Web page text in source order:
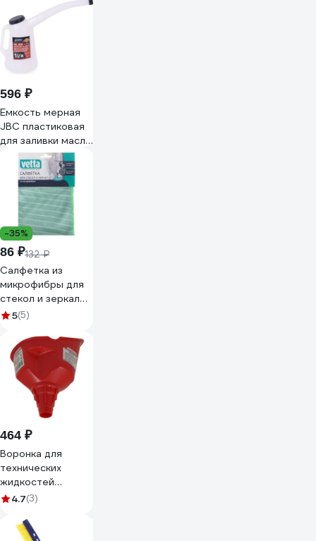
596 ₽
Емкость мерная
JBC пластиковая
для заливки масла
1л JBC-
887C001(67366)
-35%
86 ₽132 ₽
Салфетка из
микрофибры для
стекол и зеркал
VETTA с
волокном,
30x40см, 300г/
кв.м 448-230
5(5)
464 ₽
Воронка для
технических
жидкостей
Zipower 210х135
4.7(3)